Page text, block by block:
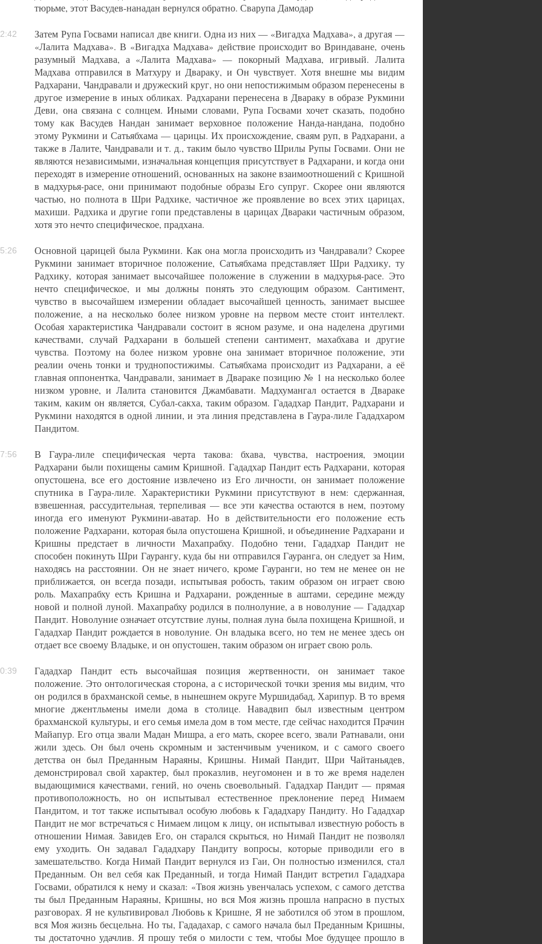
тюрьме, этот Васудев-нанадан вернулся обратно. Сварупа Дамодар
Затем Рупа Госвами написал две книги. Одна из них — «Вигадха Мадхава», а другая —
«Лалита Мадхава». В «Вигадха Мадхава» действие происходит во Вриндаване, очень
разумный Мадхава, а «Лалита Мадхава» — покорный Мадхава, игривый. Лалита
Мадхава отправился в Матхуру и Двараку, и Он чувствует. Хотя внешне мы видим
Радхарани, Чандравали и дружеский круг, но они непостижимым образом перенесены в
другое измерение в иных обликах. Радхарани перенесена в Двараку в образе Рукмини
Деви, она связана с солнцем. Иными словами, Рупа Госвами хочет сказать, подобно
тому как Васудев Нандан занимает верховное положение Нанда-нандана, подобно
этому Рукмини и Сатьябхама — царицы. Их происхождение, сваям руп, в Радхарани, а
также в Лалите, Чандравали и т. д., таким было чувство Шрилы Рупы Госвами. Они не
являются независимыми, изначальная концепция присутствует в Радхарани, и когда они
переходят в измерение отношений, основанных на законе взаимоотношений с Кришной
в мадхурья-расе, они принимают подобные образы Его супруг. Скорее они являются
частью, но полнота в Шри Радхике, частичное же проявление во всех этих царицах,
махиши. Радхика и другие гопи представлены в царицах Двараки частичным образом,
хотя это нечто специфическое, прадхана.
Основной царицей была Рукмини. Как она могла происходить из Чандравали? Скорее
Рукмини занимает вторичное положение, Сатьябхама представляет Шри Радхику, ту
Радхику, которая занимает высочайшее положение в служении в мадхурья-расе. Это
нечто специфическое, и мы должны понять это следующим образом. Сантимент,
чувство в высочайшем измерении обладает высочайшей ценность, занимает высшее
положение, а на несколько более низком уровне на первом месте стоит интеллект.
Особая характеристика Чандравали состоит в ясном разуме, и она наделена другими
качествами, случай Радхарани в большей степени сантимент, махабхава и другие
чувства. Поэтому на более низком уровне она занимает вторичное положение, эти
реалии очень тонки и труднопостижимы. Сатьябхама происходит из Радхарани, а её
главная оппонентка, Чандравали, занимает в Двараке позицию № 1 на несколько более
низком уровне, и Лалита становится Джамбавати. Мадхумангал остается в Двараке
таким, каким он является, Субал-сакха, таким образом. Гададхар Пандит, Радхарани и
Рукмини находятся в одной линии, и эта линия представлена в Гаура-лиле Гададхаром
Пандитом.
В Гаура-лиле специфическая черта такова: бхава, чувства, настроения, эмоции
Радхарани были похищены самим Кришной. Гададхар Пандит есть Радхарани, которая
опустошена, все его достояние извлечено из Его личности, он занимает положение
спутника в Гаура-лиле. Характеристики Рукмини присутствуют в нем: сдержанная,
взвешенная, рассудительная, терпеливая — все эти качества остаются в нем, поэтому
иногда его именуют Рукмини-аватар. Но в действительности его положение есть
положение Радхарани, которая была опустошена Кришной, и объединение Радхарани и
Кришны предстает в личности Махапрабху. Подобно тени, Гададхар Пандит не
способен покинуть Шри Гаурангу, куда бы ни отправился Гауранга, он следует за Ним,
находясь на расстоянии. Он не знает ничего, кроме Гауранги, но тем не менее он не
приближается, он всегда позади, испытывая робость, таким образом он играет свою
роль. Махапрабху есть Кришна и Радхарани, рожденные в аштами, середине между
новой и полной луной. Махапрабху родился в полнолуние, а в новолуние — Гададхар
Пандит. Новолуние означает отсутствие луны, полная луна была похищена Кришной, и
Гададхар Пандит рождается в новолуние. Он владыка всего, но тем не менее здесь он
отдает все своему Владыке, и он опустошен, таким образом он играет свою роль.
Гададхар Пандит есть высочайшая позиция жертвенности, он занимает такое
положение. Это онтологическая сторона, а с исторической точки зрения мы видим, что
он родился в брахманской семье, в нынешнем округе Муршидабад, Харипур. В то время
многие джентльмены имели дома в столице. Навадвип был известным центром
брахманской культуры, и его семья имела дом в том месте, где сейчас находится Прачин
Майапур. Его отца звали Мадан Мишра, а его мать, скорее всего, звали Ратнавали, они
жили здесь. Он был очень скромным и застенчивым учеником, и с самого своего
детства он был Преданным Нараяны, Кришны. Нимай Пандит, Шри Чайтаньядев,
демонстрировал свой характер, был проказлив, неугомонен и в то же время наделен
выдающимися качествами, гений, но очень своевольный. Гададхар Пандит — прямая
противоположность, но он испытывал естественное преклонение перед Нимаем
Пандитом, и тот также испытывал особую любовь к Гададхару Пандиту. Но Гададхар
Пандит не мог встречаться с Нимаем лицом к лицу, он испытывал известную робость в
отношении Нимая. Завидев Его, он старался скрыться, но Нимай Пандит не позволял
ему уходить. Он задавал Гададхару Пандиту вопросы, которые приводили его в
замешательство. Когда Нимай Пандит вернулся из Гаи, Он полностью изменился, стал
Преданным. Он вел себя как Преданный, и тогда Нимай Пандит встретил Гададхара
Госвами, обратился к нему и сказал: «Твоя жизнь увенчалась успехом, с самого детства
ты был Преданным Нараяны, Кришны, но вся Моя жизнь прошла напрасно в пустых
разговорах. Я не культивировал Любовь к Кришне, Я не заботился об этом в прошлом,
вся Моя жизнь бесцельна. Но ты, Гададахар, с самого начала был Преданным Кришны,
ты достаточно удачлив. Я прошу тебя о милости с тем, чтобы Мое будущее прошло в